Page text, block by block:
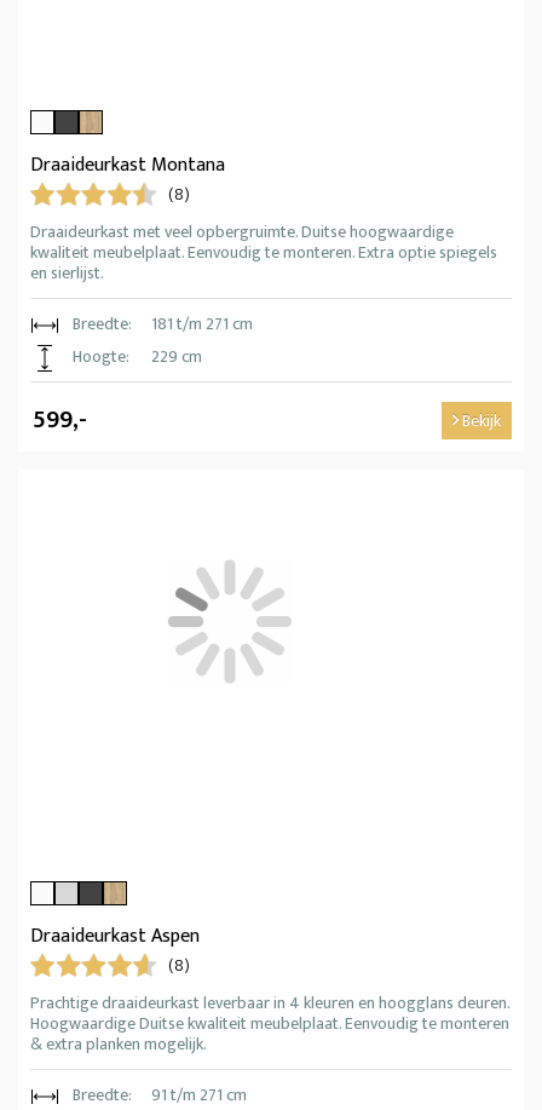
Draaideurkast Montana
(8)
Draaideurkast met veel opbergruimte. Duitse hoogwaardige
kwaliteit meubelplaat. Eenvoudig te monteren. Extra optie spiegels
en sierlijst.
Breedte:
181 t/m 271 cm
Hoogte:
229 cm
599,- Bekijk
Draaideurkast Aspen
(8)
Prachtige draaideurkast leverbaar in 4 kleuren en hoogglans deuren.
Hoogwaardige Duitse kwaliteit meubelplaat. Eenvoudig te monteren
& extra planken mogelijk.
Breedte:
91 t/m 271 cm